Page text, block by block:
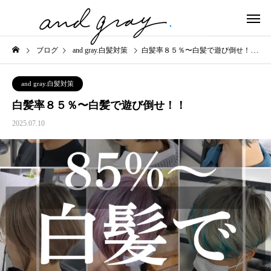
ブログ and gray.白髪対策 白髪率８５％〜白髪で遊び倒せ！！
and gray.白髪対策
白髪率８５％〜白髪で遊び倒せ！！
2025.07.10